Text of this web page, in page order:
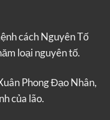
cách Nguyên Tố
loại nguyên tố.
Phong Đạo Nhân,
của lão.